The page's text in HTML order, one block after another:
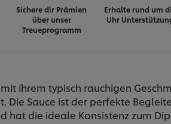
Sichere dir Prämien
über unser
Treueprogramm
Erhalte rund um
Uhr
ihrem typisch rauchigen
Die Sauce ist der perfekte
hat die ideale Konsistenz zum